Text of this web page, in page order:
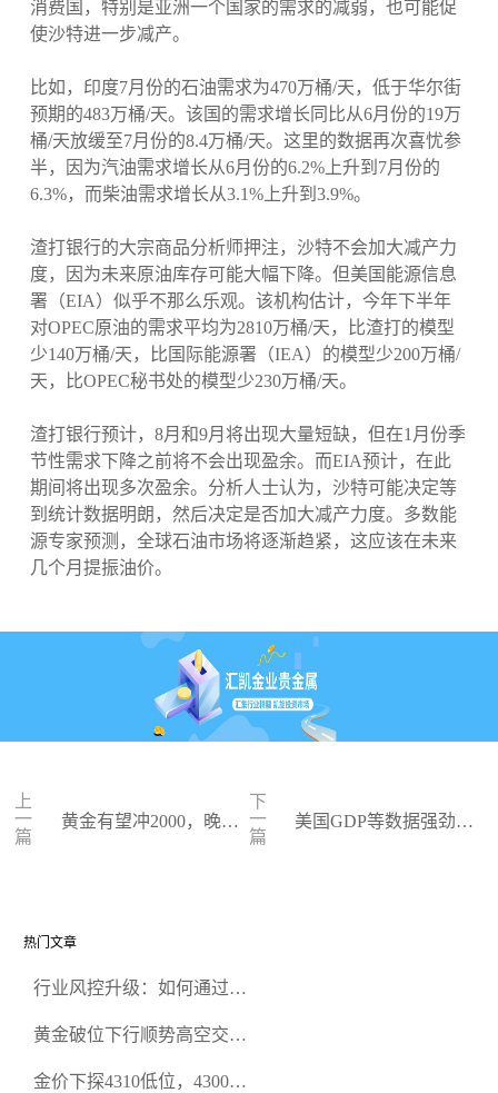
消费国，特别是亚洲一个国家的需求的减弱，也可能促
使沙特进一步减产。
比如，印度7月份的石油需求为470万桶/天，低于华尔街
预期的483万桶/天。该国的需求增长同比从6月份的19万
桶/天放缓至7月份的8.4万桶/天。这里的数据再次喜忧参
半，因为汽油需求增长从6月份的6.2%上升到7月份的
6.3%，而柴油需求增长从3.1%上升到3.9%。
渣打银行的大宗商品分析师押注，沙特不会加大减产力
度，因为未来原油库存可能大幅下降。但美国能源信息
署（EIA）似乎不那么乐观。该机构估计，今年下半年
对OPEC原油的需求平均为2810万桶/天，比渣打的模型
少140万桶/天，比国际能源署（IEA）的模型少200万桶/
天，比OPEC秘书处的模型少230万桶/天。
渣打银行预计，8月和9月将出现大量短缺，但在1月份季
节性需求下降之前将不会出现盈余。而EIA预计，在此
期间将出现多次盈余。分析人士认为，沙特可能决定等
到统计数据明朗，然后决定是否加大减产力度。多数能
源专家预测，全球石油市场将逐渐趋紧，这应该在未来
几个月提振油价。
上
一
篇
黄金有望冲2000，晚间
下
一
篇
美国GDP等数据强劲，
热门文章
行业风控升级：如何通过正
规黄金开户交易平台？
黄金破位下行顺势高空交易
金价下探4310低位，4300关